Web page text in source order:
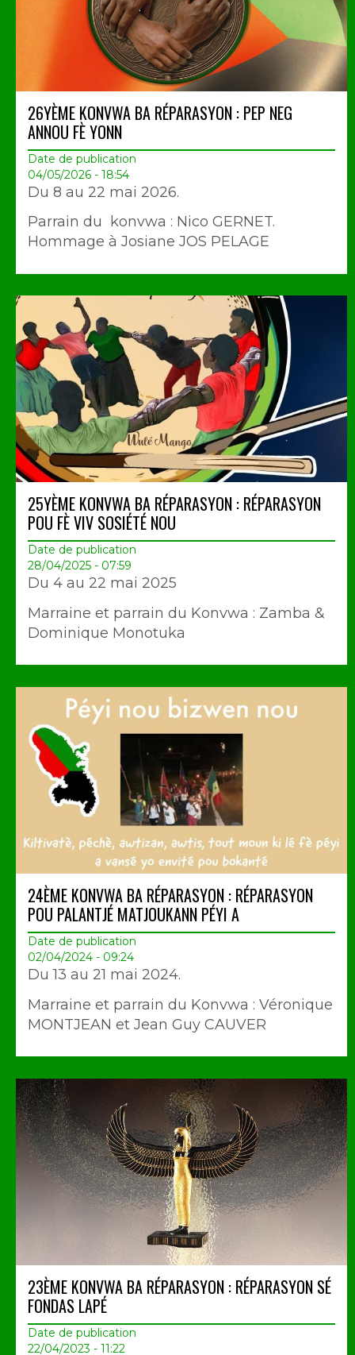
26YÈME KONVWA BA RÉPARASYON : PEP NEG
ANNOU FÈ YONN
Date de publication
04/05/2026 - 18:54
Du 8 au 22 mai 2026.
Parrain du konvwa : Nico GERNET.
Hommage à Josiane JOS PELAGE
25YÈME KONVWA BA RÉPARASYON : RÉPARASYON
POU FÈ VIV SOSIÉTÉ NOU
Date de publication
28/04/2025 - 07:59
Du 4 au 22 mai 2025
Marraine et parrain du Konvwa : Zamba &
Dominique Monotuka
24ÈME KONVWA BA RÉPARASYON : RÉPARASYON
POU PALANTJÉ MATJOUKANN PÉYI A
Date de publication
02/04/2024 - 09:24
Du 13 au 21 mai 2024.
Marraine et parrain du Konvwa : Véronique
MONTJEAN et Jean Guy CAUVER
23ÈME KONVWA BA RÉPARASYON : RÉPARASYON SÉ
FONDAS LAPÉ
Date de publication
22/04/2023 - 11:22